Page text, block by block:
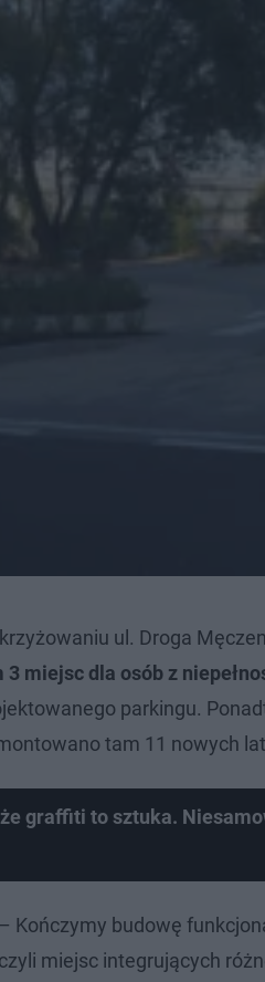
ul. Droga
3 miejsc dla osób z
parkingu.
tam 11 nowych
graffiti to sztuka.
– Kończymy budowę
czyli miejsc integrujących